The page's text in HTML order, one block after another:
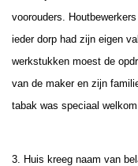
voorouders.
ieder dorp had zijn eigen
werkstukken moest de
van de maker en zijn
tabak was speciaal welkom.
3. Huis kreeg naam van